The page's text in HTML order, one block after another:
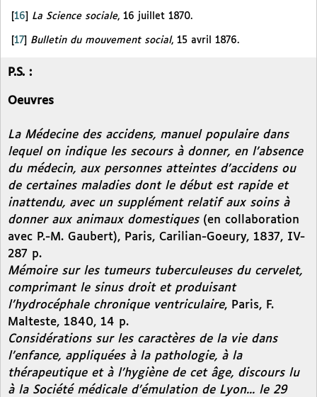
16 La Science sociale, 16 juillet 1870.
17 Bulletin du mouvement social, 15 avril 1876.
P.S. :
Oeuvres
La Médecine des accidens, manuel populaire dans
lequel on indique les secours à donner, en l’absence
du médecin, aux personnes atteintes d’accidens ou
de certaines maladies dont le début est rapide et
inattendu, avec un supplément relatif aux soins à
donner aux animaux domestiques(en collaboration
avec P.-M. Gaubert), Paris, Carilian-Goeury, 1837, IV-
287 p.
Mémoire sur les tumeurs tuberculeuses du cervelet,
comprimant le sinus droit et produisant
l’hydrocéphale chronique ventriculaire, Paris, F.
Malteste, 1840, 14 p.
Considérations sur les caractères de la vie dans
l’enfance, appliquées à la pathologie, à la
thérapeutique et à l’hygiène de cet âge, discours lu
à la Société médicale d’émulation de Lyon... le 29